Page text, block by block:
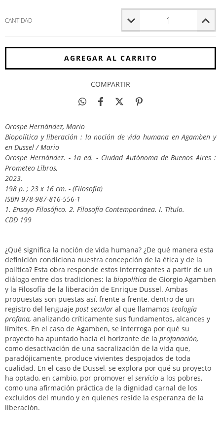
CANTIDAD
COMPARTIR
Orospe Hernández, Mario
Biopolítica y liberación : la noción de vida humana en Agamben y
en Dussel / Mario
Orospe Hernández. - 1a ed. - Ciudad Autónoma de Buenos Aires :
Prometeo Libros,
2023.
198 p. ; 23 x 16 cm. - (Filosofía)
ISBN 978-987-816-556-1
1. Ensayo Filosófico. 2. Filosofía Contemporánea. I. Título.
CDD 199
¿Qué significa la noción de vida humana? ¿De qué manera esta
definición condiciona nuestra concepción de la ética y de la
política? Esta obra responde estos interrogantes a partir de un
diálogo entre dos tradiciones: la biopolítica de Giorgio Agamben
y la Filosofía de la liberación de Enrique Dussel. Ambas
propuestas son puestas así, frente a frente, dentro de un
registro del lenguaje post secular al que llamamos teología
profana, analizando críticamente sus fundamentos, alcances y
límites. En el caso de Agamben, se interroga por qué su
proyecto ha apuntado hacia el horizonte de la profanación,
como desactivación de una sacralización de la vida que,
paradójicamente, produce vivientes despojados de toda
cualidad. En el caso de Dussel, se explora por qué su proyecto
ha optado, en cambio, por promover el servicio a los pobres,
como una afirmación práctica de la dignidad carnal de los
excluidos del mundo y en quienes reside la esperanza de la
liberación.